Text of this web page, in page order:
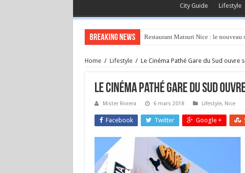
City Guide Lifestyle
Breaking News Restaurant Matsuri Nice : le nouveau
Home / Lifestyle / Le Cinéma Pathé Gare du Sud ouvre
Le Cinéma Pathé Gare du Sud
Mister Riviera 6 mars 2018 Lifestyle, Nice
Facebook Twitter Google +